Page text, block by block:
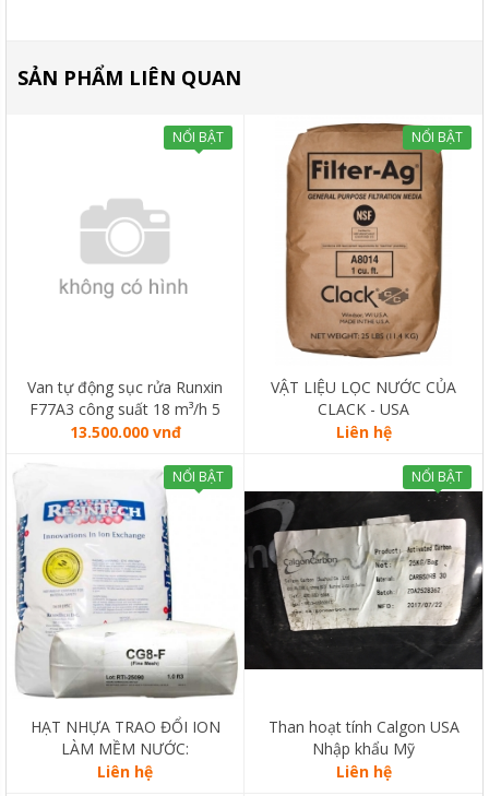
SẢN PHẨM LIÊN QUAN
NỔI BẬT
Van tự động sục rửa Runxin
F77A3 công suất 18 m³/h 5
cửa
13.500.000 vnđ
NỔI BẬT
VẬT LIỆU LỌC NƯỚC CỦA
CLACK - USA
Liên hệ
NỔI BẬT
HẠT NHỰA TRAO ĐỔI ION
LÀM MỀM NƯỚC:
RESINTECH CG8
Liên hệ
NỔI BẬT
Than hoạt tính Calgon USA
Nhập khẩu Mỹ
Liên hệ